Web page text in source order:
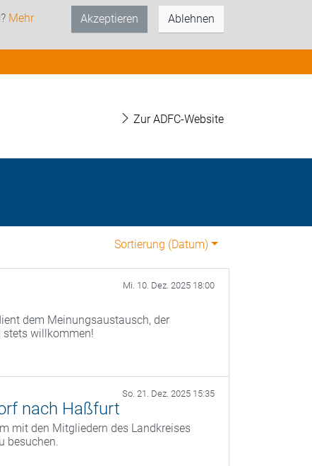
Mehr
Akzeptieren Ablehnen
Zur ADFC-Website
Sortierung (Datum)
Mi. 10. Dez. 2025 18:00
dem Meinungsaustausch, der
stets willkommen!
So. 21. Dez. 2025 15:35
nach Haßfurt
mit den Mitgliedern des Landkreises
besuchen.